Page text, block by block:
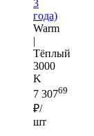
3
года)
Warm
|
Тёплый
3000
K
7 30769
₽/
шт